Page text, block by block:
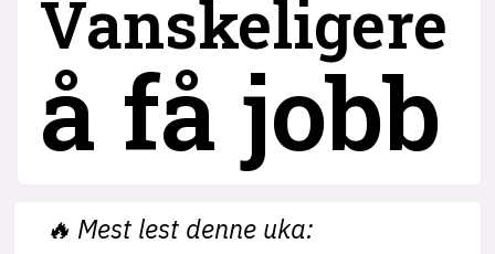
Vanskeligere
å få jobb
🔥 Mest lest denne uka: